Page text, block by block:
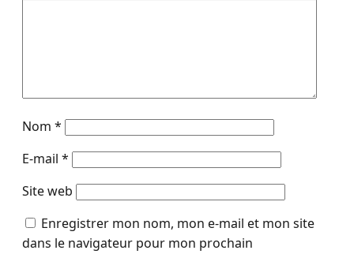
Nom *
E-mail *
Site web
Enregistrer mon nom, mon e-mail et mon site
dans le navigateur pour mon prochain